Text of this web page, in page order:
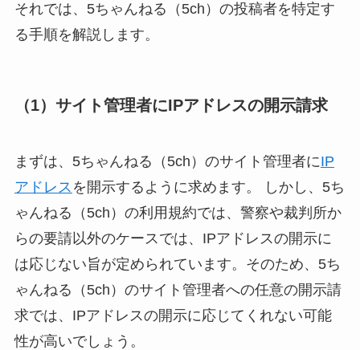
それでは、5ちゃんねる（5ch）の投稿者を特定す
る手順を解説します。
（1）サイト管理者にIPアドレスの開示請求
まずは、5ちゃんねる（5ch）のサイト管理者にIP
アドレス を開示するように求めます。 しかし、5ち
ゃんねる（5ch）の利用規約では、警察や裁判所か
らの要請以外のケースでは、IPアドレスの開示に
は応じない旨が定められています。そのため、5ち
ゃんねる（5ch）のサイト管理者への任意の開示請
求では、IPアドレスの開示に応じてくれない可能
性が高いでしょう。